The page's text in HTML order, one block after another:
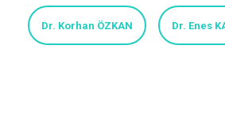
Dr. Korhan ÖZKAN Dr. Enes